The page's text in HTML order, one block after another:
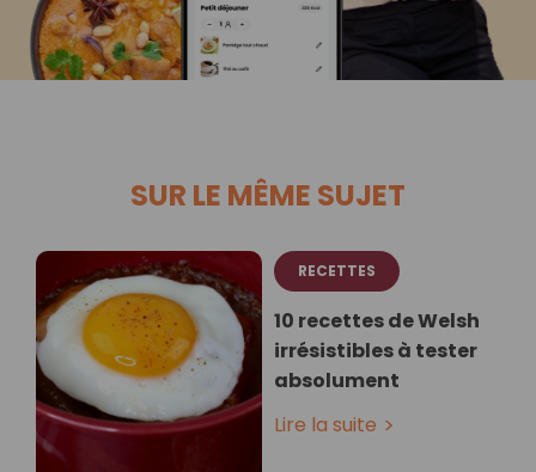
SUR LE MÊME SUJET
RECETTES
10 recettes de Welsh
irrésistibles à tester
absolument
Lire la suite